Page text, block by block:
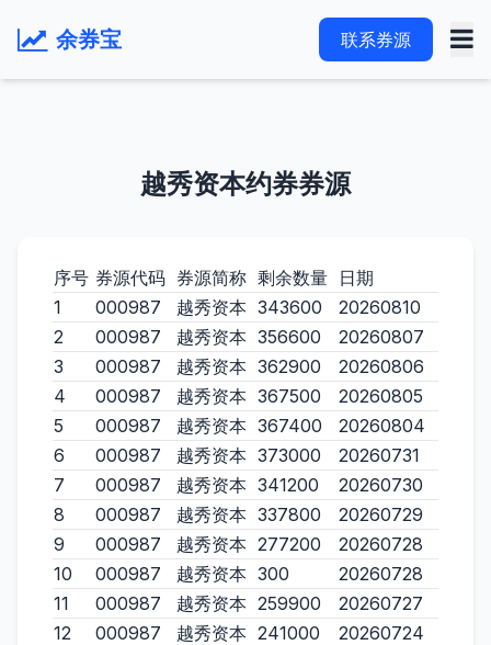
余券宝 联系券源
越秀资本约券券源
序号 券源代码 券源简称 剩余数量 日期
1
000987 越秀资本 343600
20260810
2
000987 越秀资本 356600
20260807
3
000987 越秀资本 362900
20260806
4
000987 越秀资本 367500
20260805
5
000987 越秀资本 367400
20260804
6
000987 越秀资本 373000
20260731
7
000987 越秀资本 341200
20260730
8
000987 越秀资本 337800
20260729
9
000987 越秀资本 277200
20260728
10
000987 越秀资本 300
20260728
11
000987 越秀资本 259900
20260727
12
000987 越秀资本 241000
20260724